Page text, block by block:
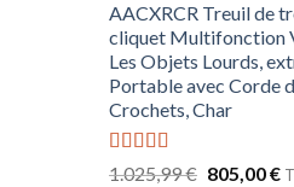
AACXRCR Treuil de
cliquet Multifonction
Les Objets Lourds,
Portable avec Corde
Crochets, Char
Note5.00
1.025,99€ 805,00€